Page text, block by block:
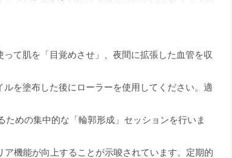
て肌を「目覚めさせ」、夜間に拡張した血管を収
を塗布した後にローラーを使用してください。適
めの集中的な「輪郭形成」セッションを行いま
機能が向上することが示唆されています。定期的